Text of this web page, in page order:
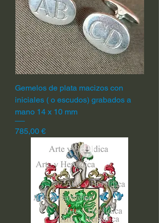
Gemelos de plata macizos con
iniciales ( o escudos) grabados a
mano 14 x 10 mm
Precio
785,00 €